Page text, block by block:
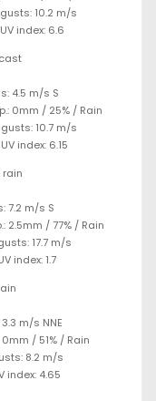
10.2 m/s
index: 6.6
4.5 m/s S
0mm / 25% / Rain
10.7 m/s
index: 6.15
rain
7.2 m/s S
2.5mm /77% / Rain
17.7 m/s
index: 1.7
m/s NNE
0mm / 51% / Rain
8.2 m/s
index: 4.65